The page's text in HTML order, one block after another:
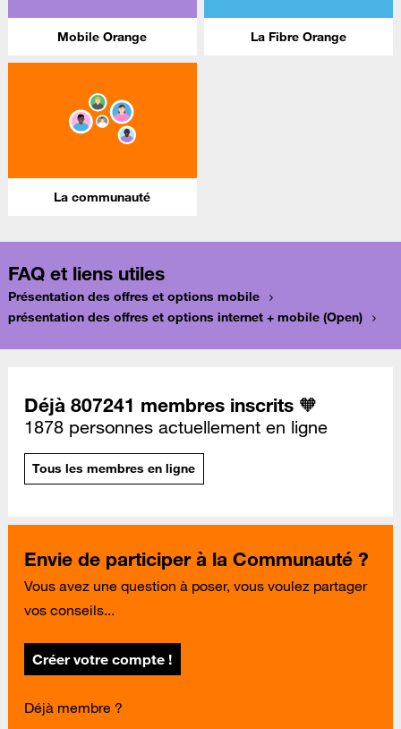
Mobile Orange La Fibre Orange
La communauté
FAQ et liens utiles
Présentation des offres et options mobile
présentation des offres et options internet + mobile (Open)
Déjà 807241 membres inscrits 🧡
1878 personnes actuellement en ligne
Tous les membres en ligne
Envie de participer à la Communauté ?
Vous avez une question à poser, vous voulez partager
vos conseils...
Créer votre compte !
Déjà membre ?